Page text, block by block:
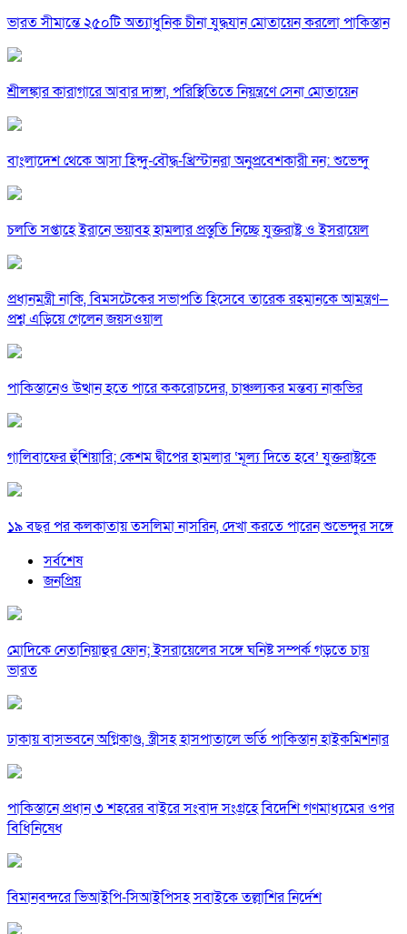
ভারত সীমান্তে ২৫০টি অত্যাধুনিক চীনা যুদ্ধযান মোতায়েন করলো পাকিস্তান
শ্রীলঙ্কার কারাগারে আবার দাঙ্গা, পরিস্থিতিতে নিয়ন্ত্রণে সেনা মোতায়েন
বাংলাদেশ থেকে আসা হিন্দু-বৌদ্ধ-খ্রিস্টানরা অনুপ্রবেশকারী নন: শুভেন্দু
চলতি সপ্তাহে ইরানে ভয়াবহ হামলার প্রস্তুতি নিচ্ছে যুক্তরাষ্ট্র ও ইসরায়েল
প্রধানমন্ত্রী নাকি, বিমসটেকের সভাপতি হিসেবে তারেক রহমানকে আমন্ত্রণ—
প্রশ্ন এড়িয়ে গেলেন জয়সওয়াল
পাকিস্তানেও উত্থান হতে পারে ককরোচদের, চাঞ্চল্যকর মন্তব্য নাকভির
গালিবাফের হুঁশিয়ারি; কেশম দ্বীপের হামলার ‘মূল্য দিতে হবে’ যুক্তরাষ্ট্রকে
১৯ বছর পর কলকাতায় তসলিমা নাসরিন, দেখা করতে পারেন শুভেন্দুর সঙ্গে
সর্বশেষ
জনপ্রিয়
মোদিকে নেতানিয়াহুর ফোন; ইসরায়েলের সঙ্গে ঘনিষ্ট সম্পর্ক গড়তে চায়
ভারত
ঢাকায় বাসভবনে অগ্নিকাণ্ড, স্ত্রীসহ হাসপাতালে ভর্তি পাকিস্তান হাইকমিশনার
পাকিস্তানে প্রধান ৩ শহরের বাইরে সংবাদ সংগ্রহে বিদেশি গণমাধ্যমের ওপর
বিধিনিষেধ
বিমানবন্দরে ভিআইপি-সিআইপিসহ সবাইকে তল্লাশির নির্দেশ